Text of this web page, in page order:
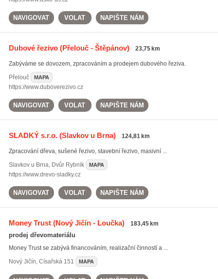
NAVIGOVAT VOLAT NAPIŠTE NÁM
Dubové řezivo(Přelouč - Štěpánov) 23,75 km
Zabýváme se dovozem, zpracováním a prodejem dubového řeziva.
Přelouč
MAPA
https://www.duboverezivo.cz
NAVIGOVAT VOLAT NAPIŠTE NÁM
SLADKÝ s.r.o.(Slavkov u Brna) 124,81 km
Zpracování dřeva, sušené řezivo, stavební řezivo, masivní ...
Slavkov u Brna, Dvůr Rybník MAPA
https://www.drevo-sladky.cz
NAVIGOVAT VOLAT NAPIŠTE NÁM
Money Trust(Nový Jičín - Loučka) 183,45 km
prodej dřevomateriálu
Money Trust se zabývá financováním, realizační činností a ...
Nový Jičín, Císařská 151 MAPA